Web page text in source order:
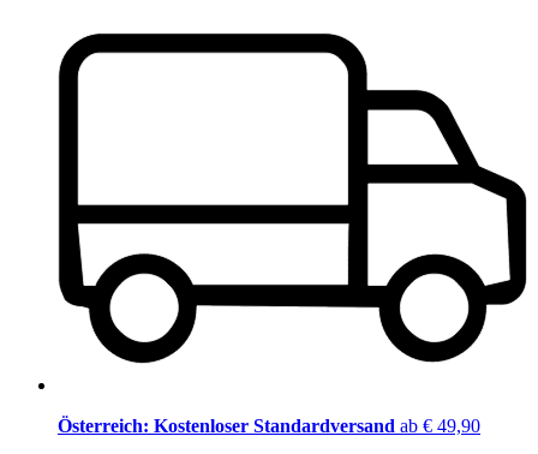
Österreich: Kostenloser Standardversand ab € 49,90